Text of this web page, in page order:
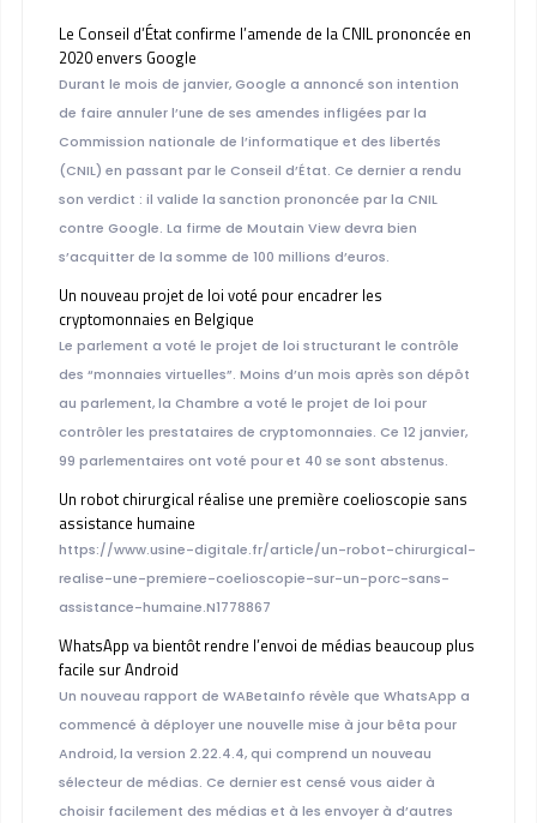
Le Conseil d’État confirme l’amende de la CNIL prononcée en
2020 envers Google
Durant le mois de janvier, Google a annoncé son intention
de faire annuler l’une de ses amendes infligées par la
Commission nationale de l’informatique et des libertés
(CNIL) en passant par le Conseil d’État. Ce dernier a rendu
son verdict : il valide la sanction prononcée par la CNIL
contre Google. La firme de Moutain View devra bien
s’acquitter de la somme de 100 millions d’euros.
Un nouveau projet de loi voté pour encadrer les
cryptomonnaies en Belgique
Le parlement a voté le projet de loi structurant le contrôle
des “monnaies virtuelles”. Moins d’un mois après son dépôt
au parlement, la Chambre a voté le projet de loi pour
contrôler les prestataires de cryptomonnaies. Ce 12 janvier,
99 parlementaires ont voté pour et 40 se sont abstenus.
Un robot chirurgical réalise une première coelioscopie sans
assistance humaine
https://www.usine-digitale.fr/article/un-robot-chirurgical-
realise-une-premiere-coelioscopie-sur-un-porc-sans-
assistance-humaine.N1778867
WhatsApp va bientôt rendre l’envoi de médias beaucoup plus
facile sur Android
Un nouveau rapport de WABetaInfo révèle que WhatsApp a
commencé à déployer une nouvelle mise à jour bêta pour
Android, la version 2.22.4.4, qui comprend un nouveau
sélecteur de médias. Ce dernier est censé vous aider à
choisir facilement des médias et à les envoyer à d’autres